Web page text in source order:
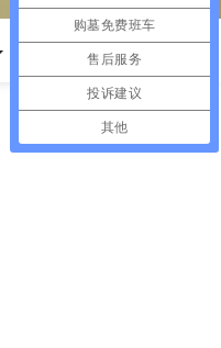
购墓免费班车
售后服务
投诉建议
其他